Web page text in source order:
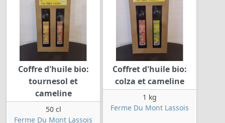
Coffre d'huile bio:
tournesol et
cameline
50 cl
Ferme Du Mont Lassois
Coffret d'huile bio:
colza et cameline
1 kg
Ferme Du Mont Lassois